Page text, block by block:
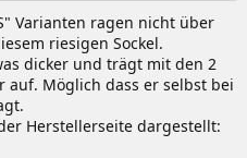
Varianten ragen nicht über
riesigen Sockel.
dicker und trägt mit den 2
Möglich dass er selbst bei
Herstellerseite dargestellt: